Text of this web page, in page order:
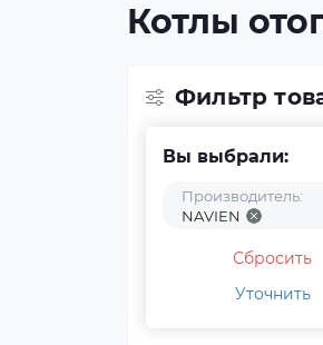
Котлы
Фильтр
Вы выбрали:
Производитель:
NAVIEN
Сбросить
Уточнить